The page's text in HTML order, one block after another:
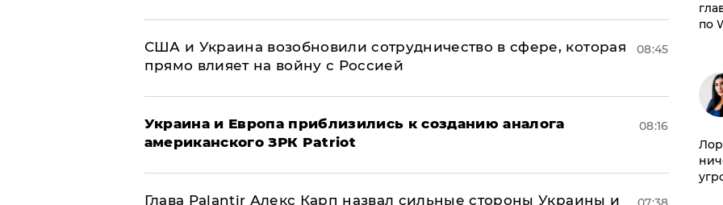
США и Украина возобновили сотрудничество в сфере, которая
прямо влияет на войну с Россией
08:45
Украина и Европа приблизились к созданию аналога
американского ЗРК Patriot
08:16
Глава Palantir Алекс Карп назвал сильные стороны Украины и
по